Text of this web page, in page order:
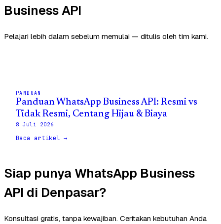
Business API
Pelajari lebih dalam sebelum memulai — ditulis oleh tim kami.
PANDUAN
Panduan WhatsApp Business API: Resmi vs
Tidak Resmi, Centang Hijau & Biaya
8 Juli 2026
Baca artikel →
Siap punya WhatsApp Business
API di Denpasar?
Konsultasi gratis, tanpa kewajiban. Ceritakan kebutuhan Anda